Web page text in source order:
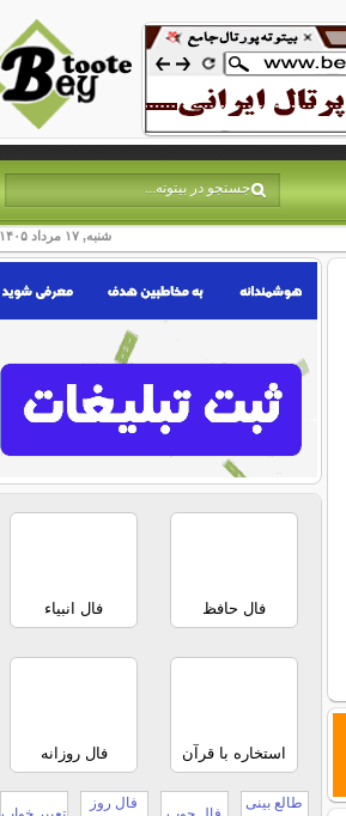
شنبه, ۱۷ مرداد ۱۴۰۵
فال حافظ فال انبیاء
استخاره با قرآن فال روزانه
طالع بینی
فال روز